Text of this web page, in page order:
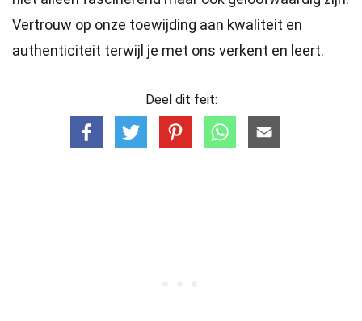
Vertrouw op onze toewijding aan kwaliteit en
authenticiteit terwijl je met ons verkent en leert.
Deel dit feit: